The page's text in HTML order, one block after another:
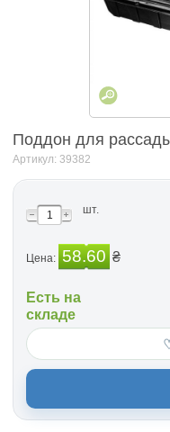
Поддон для
Артикул: 39382
шт.
Цена: 58.60 ₴
Есть на
складе